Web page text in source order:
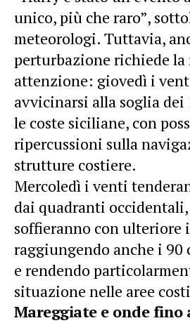
unico, più che raro”,
meteorologi. Tuttavia,
perturbazione richiede la
attenzione: giovedì i
avvicinarsi alla soglia
le coste siciliane, con
ripercussioni sulla
strutture costiere.
Mercoledì i venti
dai quadranti
soffieranno con ulteriore
raggiungendo anche i
e rendendo
situazione nelle aree
Mareggiate e onde fino